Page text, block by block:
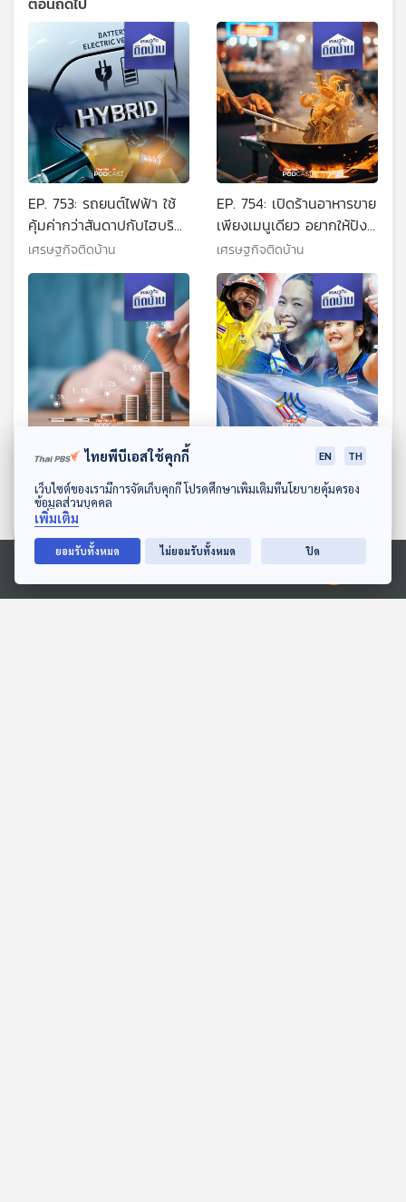
ดาวน์โหลด Thai PBS Podcast Application
Ⓒ 2020 องค์การกระจายเสียงและแพร่ภาพสาธารณะแห่งประเทศไทย
EP. 753: รถยนต์ไฟฟ้า ใช้
คุ้มค่ากว่าสันดาปกับไฮบริด
จริงหรือ ?
เศรษฐกิจติดบ้าน
EP. 754: เปิดร้านอาหารขาย
เพียงเมนูเดียว อยากให้ปัง
ทำอย่างไร ทำได้จริงหรือ
เศรษฐกิจติดบ้าน
EP. 755: ดึงคนออกจากเงิน
อัตราดอกเบี้ยตามความ
เสี่ยง ทำได้จริงหรือ
เศรษฐกิจติดบ้าน
EP. 756: เมื่อการเป็นเจ้า
ทำไมได้ไม่คุ้มเสีย ?
ไทยพีบีเอสใช้คุกกี้ EN TH
เว็บไซต์ของเรามีการจัดเก็บคุกกี้ โปรดศึกษาเพิ่มเติมที่นโยบายคุ้มครอง
ข้อมูลส่วนบุคคล
เพิ่มเติม
ยอมรับทั้งหมด ไม่ยอมรับทั้งหมด ปิด